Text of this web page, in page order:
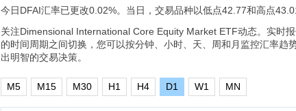
今日DFAI汇率已更改0.02%。当日，交易品种以低点42.77和高点
关注Dimensional International Core Equity Market ETF动态。实时
的时间周期之间切换，您可以按分钟、小时、天、周和月监控汇率趋
出明智的交易决策。
M5 M15 M30 H1 H4 D1 W1 MN